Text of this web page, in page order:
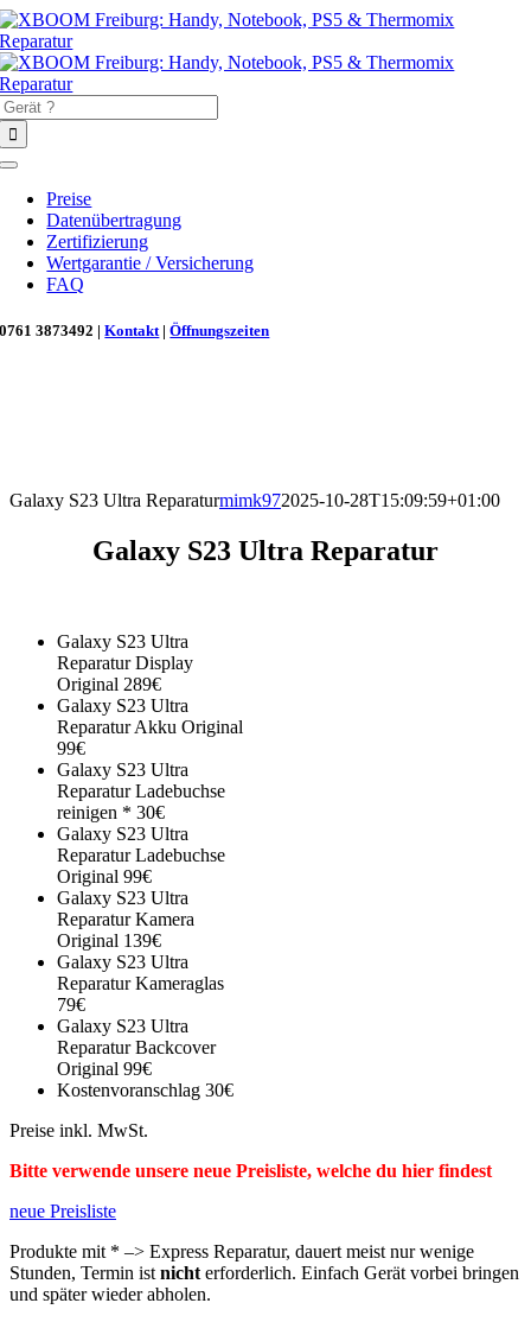
Zum
Inhalt
springen
Toggle
Navigation
Preise
Datenübertragung
Zertifizierung
Wertgarantie / Versicherung
FAQ
0761 3873492 |Kontakt|Öffnungszeiten
Galaxy S23 Ultra Reparaturmimk972025-10-28T15:09:59+01:00
Galaxy S23 Ultra Reparatur
Galaxy S23 Ultra
Reparatur Display
Original 289€
Galaxy S23 Ultra
Reparatur Akku Original
99€
Galaxy S23 Ultra
Reparatur Ladebuchse
reinigen * 30€
Galaxy S23 Ultra
Reparatur Ladebuchse
Original 99€
Galaxy S23 Ultra
Reparatur Kamera
Original 139€
Galaxy S23 Ultra
Reparatur Kameraglas
79€
Galaxy S23 Ultra
Reparatur Backcover
Original 99€
Kostenvoranschlag 30€
Preise inkl. MwSt.
Bitte verwende unsere neue Preisliste, welche du hier findest
neue Preisliste
Produkte mit * –> Express Reparatur, dauert meist nur wenige
Stunden, Termin ist nicht erforderlich. Einfach Gerät vorbei bringen
und später wieder abholen.